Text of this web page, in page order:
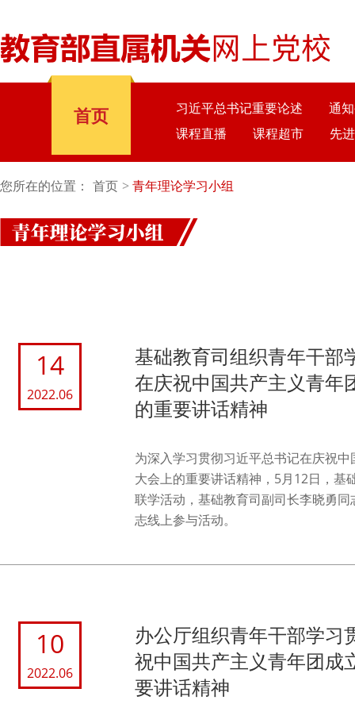
首页 习近平总书记重要论述
通
课程直播
课程超市 先
您所在的位置： 首页 青年理论学习小组
14
2022.06
基础教育司组织青年干部
在庆祝中国共产主义青年
的重要讲话精神
为深入学习贯彻习近平总书记在庆祝
大会上的重要讲话精神，5月12日，基
联学活动，基础教育司副司长李晓勇
志线上参与活动。
10
2022.06
办公厅组织青年干部学习
祝中国共产主义青年团成
要讲话精神